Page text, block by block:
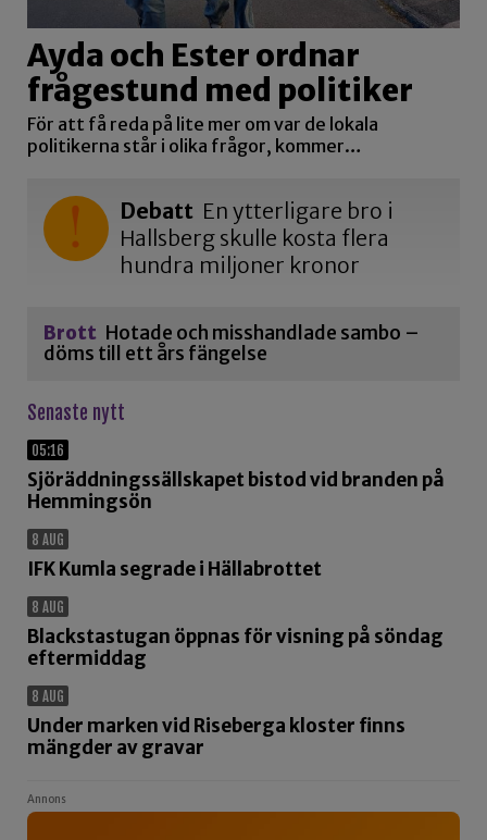
Ayda och Ester ordnar
frågestund med politiker
För att få reda på lite mer om var de lokala
politikerna står i olika frågor, kommer…
Debatt En ytterligare bro i
Hallsberg skulle kosta flera
hundra miljoner kronor
Brott Hotade och misshandlade sambo –
döms till ett års fängelse
Senaste nytt
05:16
Sjöräddningssällskapet bistod vid branden på
Hemmingsön
8 AUG
IFK Kumla segrade i Hällabrottet
8 AUG
Blackstastugan öppnas för visning på söndag
eftermiddag
8 AUG
Under marken vid Riseberga kloster finns
mängder av gravar
Annons